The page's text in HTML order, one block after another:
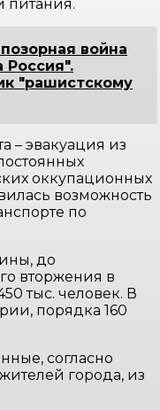
питания.
война
Россия".
"рашистскому
– эвакуация из
оккупационных
возможность
по
до
вторжения в
тыс. человек. В
порядка 160
согласно
города, из